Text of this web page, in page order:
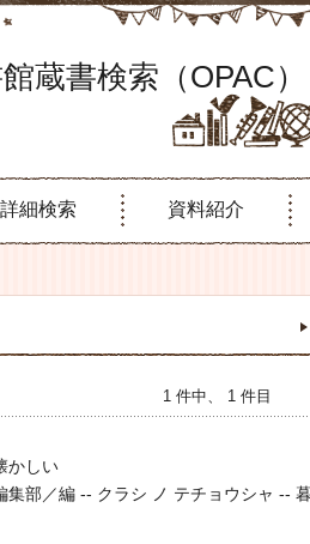
蔵書検索（OPAC）
詳細検索 資料紹介
1 件中、 1 件目
かしい
集部／編 -- クラシ ノ テチョウシャ --